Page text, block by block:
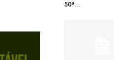
50ª...